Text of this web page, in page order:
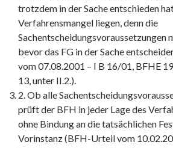
trotzdem in der Sache entschieden
Verfahrensmangel liegen, denn die
Sachentscheidungsvoraussetzungen
bevor das FG in der Sache
vom 07.08.2001 – I B 16/01, BFHE
13, unter II.2.).
2. Ob alle
prüft der BFH in jeder Lage des
ohne Bindung an die tatsächlichen
Vorinstanz (BFH-Urteil vom